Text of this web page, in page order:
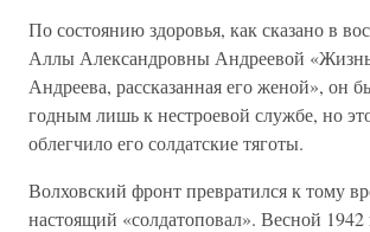
По состоянию здоровья, как сказано в
Аллы Александровны Андреевой
Андреева, рассказанная его женой», он
годным лишь к нестроевой службе, но
облегчило его солдатские тяготы.
Волховский фронт превратился к тому
настоящий «солдатоповал». Весной 1942